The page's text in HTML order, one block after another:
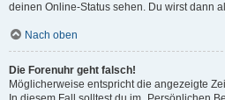
deinen Online-Status sehen. Du wirst dann
Nach oben
Die Forenuhr geht falsch!
Möglicherweise entspricht die angezeigte